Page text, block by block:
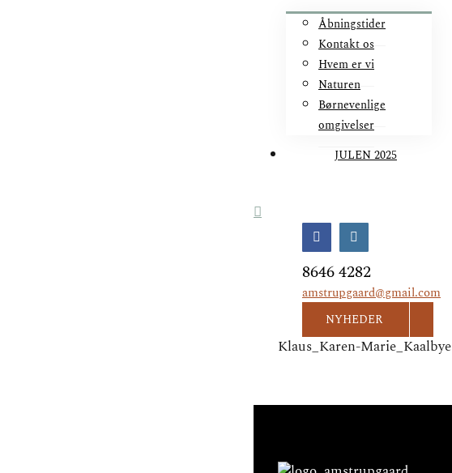
Åbningstider
Kontakt os
Hvem er vi
Naturen
Børnevenlige
omgivelser
JULEN 2025
Facebook
8646 4282
amstrupgaard@gmail.com
NYHEDER
Klaus_Karen-Marie_Kaalbye